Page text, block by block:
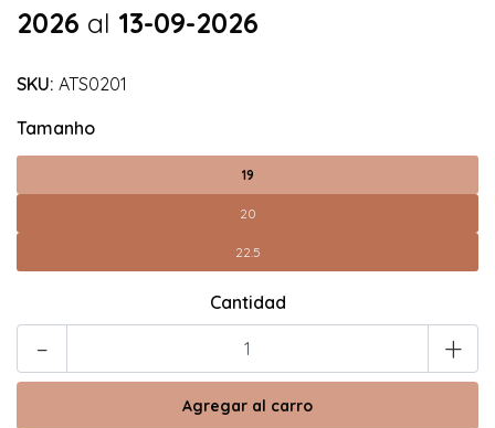
2026 al 13-09-2026
SKU: ATS0201
Tamanho
19
20
22.5
Cantidad
- +